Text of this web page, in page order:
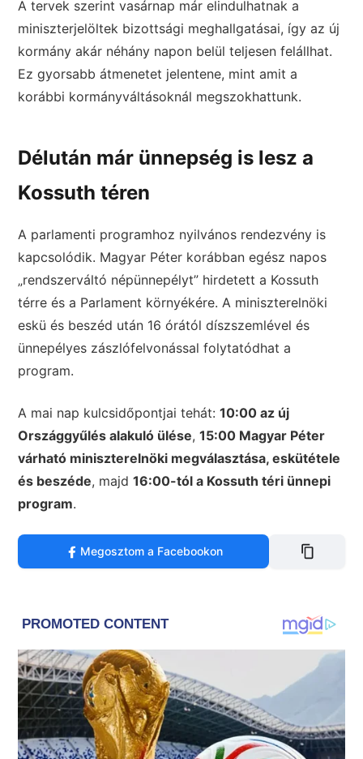
A tervek szerint vasárnap már elindulhatnak a
miniszterjelöltek bizottsági meghallgatásai, így az új
kormány akár néhány napon belül teljesen felállhat.
Ez gyorsabb átmenetet jelentene, mint amit a
korábbi kormányváltásoknál megszokhattunk.
Délután már ünnepség is lesz a
Kossuth téren
A parlamenti programhoz nyilvános rendezvény is
kapcsolódik. Magyar Péter korábban egész napos
„rendszerváltó népünnepélyt” hirdetett a Kossuth
térre és a Parlament környékére. A miniszterelnöki
eskü és beszéd után 16 órától díszszemlével és
ünnepélyes zászlófelvonással folytatódhat a
program.
A mai nap kulcsidőpontjai tehát:10:00 az új
Országgyűlés alakuló ülése,15:00 Magyar Péter
várható miniszterelnöki megválasztása, eskütétele
és beszéde, majd16:00-tól a Kossuth téri ünnepi
program.
Megosztom a Facebookon